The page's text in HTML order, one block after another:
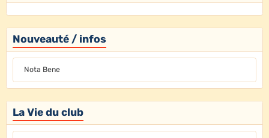
Nouveauté / infos
Nota Bene
La Vie du club